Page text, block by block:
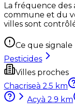
La fréquence des
commune et du
villes sont
Ce que signale
Pesticides
Villes proches
Chacriseà 2.5 km
Acyà 2.9 km